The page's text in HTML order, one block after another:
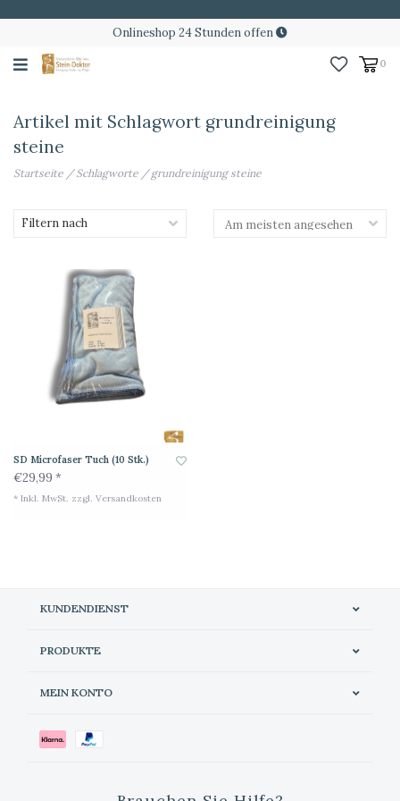
Onlineshop 24 Stunden offen
0
Artikel mit Schlagwort grundreinigung
steine
Startseite /Schlagworte /grundreinigung steine
Filtern nach
SD Microfaser Tuch (10 Stk.)
€29,99 *
* Inkl. MwSt. zzgl. Versandkosten
KUNDENDIENST
PRODUKTE
MEIN KONTO